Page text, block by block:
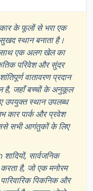
के फूलों से भरा एक
स्थान बनाता है।
साथ एक अलग खेल का
परिवेश और सुंदर
वातावरण प्रदान
है, जहाँ बच्चों के अनुकूल
उपयुक्त स्थान उपलब्ध
कार पार्क और प्रवेश
सभी आगंतुकों के लिए
सार्वजनिक
है, जो एक मनोरम
पिकनिक और